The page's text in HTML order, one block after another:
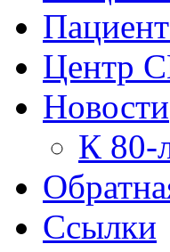
Центр
Новости
К 80-
Ссылки